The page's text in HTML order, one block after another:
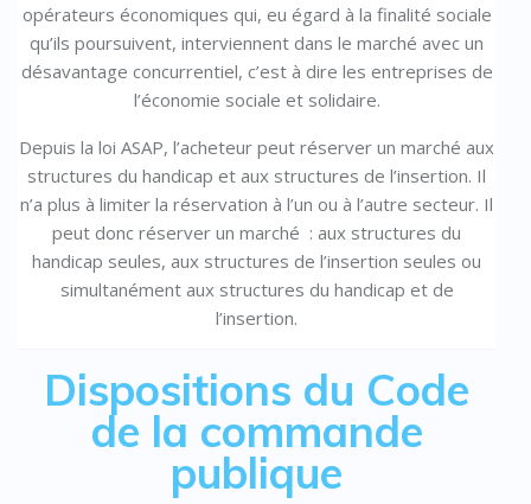
opérateurs économiques qui, eu égard à la finalité sociale
qu’ils poursuivent, interviennent dans le marché avec un
désavantage concurrentiel, c’est à dire les entreprises de
l’économie sociale et solidaire.
Depuis la loi ASAP, l’acheteur peut réserver un marché aux
structures du handicap et aux structures de l’insertion. Il
n’a plus à limiter la réservation à l’un ou à l’autre secteur. Il
peut donc réserver un marché : aux structures du
handicap seules, aux structures de l’insertion seules ou
simultanément aux structures du handicap et de
l’insertion.
Dispositions du Code
de la commande
publique